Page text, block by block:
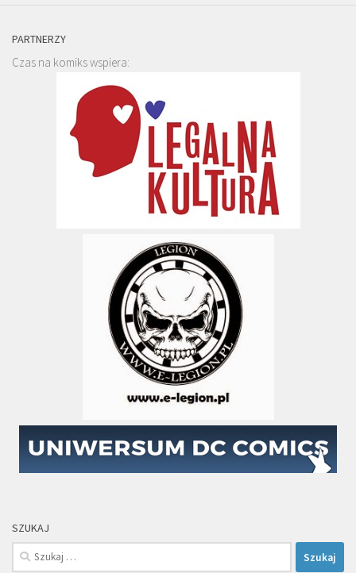
PARTNERZY
Czas na komiks wspiera:
SZUKAJ
Szukaj: